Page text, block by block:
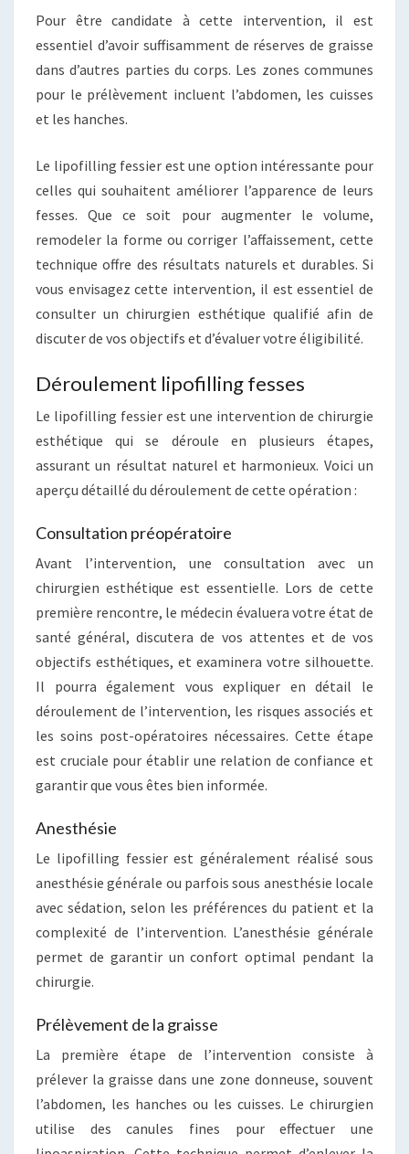
Pour être candidate à cette intervention, il est
essentiel d’avoir suffisamment de réserves de graisse
dans d’autres parties du corps. Les zones communes
pour le prélèvement incluent l’abdomen, les cuisses
et les hanches.
Le lipofilling fessier est une option intéressante pour
celles qui souhaitent améliorer l’apparence de leurs
fesses. Que ce soit pour augmenter le volume,
remodeler la forme ou corriger l’affaissement, cette
technique offre des résultats naturels et durables. Si
vous envisagez cette intervention, il est essentiel de
consulter un chirurgien esthétique qualifié afin de
discuter de vos objectifs et d’évaluer votre éligibilité.
Déroulement lipofilling fesses
Le lipofilling fessier est une intervention de chirurgie
esthétique qui se déroule en plusieurs étapes,
assurant un résultat naturel et harmonieux. Voici un
aperçu détaillé du déroulement de cette opération :
Consultation préopératoire
Avant l’intervention, une consultation avec un
chirurgien esthétique est essentielle. Lors de cette
première rencontre, le médecin évaluera votre état de
santé général, discutera de vos attentes et de vos
objectifs esthétiques, et examinera votre silhouette.
Il pourra également vous expliquer en détail le
déroulement de l’intervention, les risques associés et
les soins post-opératoires nécessaires. Cette étape
est cruciale pour établir une relation de confiance et
garantir que vous êtes bien informée.
Anesthésie
Le lipofilling fessier est généralement réalisé sous
anesthésie générale ou parfois sous anesthésie locale
avec sédation, selon les préférences du patient et la
complexité de l’intervention. L’anesthésie générale
permet de garantir un confort optimal pendant la
chirurgie.
Prélèvement de la graisse
La première étape de l’intervention consiste à
prélever la graisse dans une zone donneuse, souvent
l’abdomen, les hanches ou les cuisses. Le chirurgien
utilise des canules fines pour effectuer une